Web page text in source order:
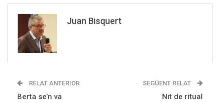
Juan Bisquert
RELAT ANTERIOR
Berta se’n va
SEGÜENT RELAT
Nit de ritual